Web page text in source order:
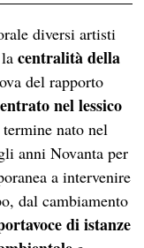
diversi artisti
lacentralità della
del rapporto
nel lessico
termine nato nel
anni Novanta per
a intervenire
dal cambiamento
di istanze